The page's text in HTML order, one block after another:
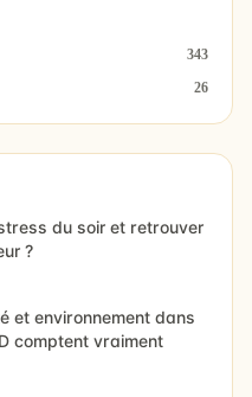
343
26
du soir et retrouver
?
et environnement dans
comptent vraiment